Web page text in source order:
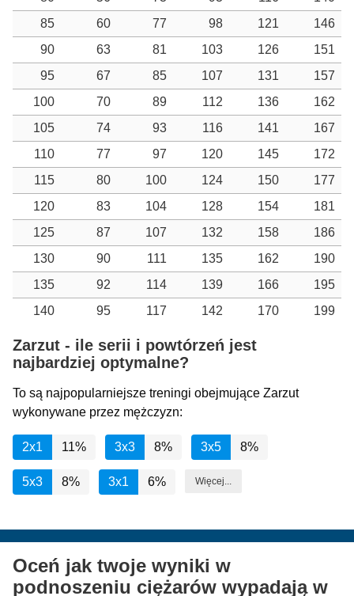
85
60 77 98 121
146
90
63 81 103 126
151
95
67 85 107 131
157
100
70 89 112 136
162
105
74 93 116 141
167
110
77 97 120 145
172
115
80 100 124 150
177
120
83 104 128 154
181
125
87 107 132 158
186
130
90 111 135 162
190
135
92 114 139 166
195
140
95 117 142 170 199
Zarzut - ile serii i powtórzeń jest
najbardziej optymalne?
To są najpopularniejsze treningi obejmujące Zarzut
wykonywane przez mężczyzn:
2x1 11% 3x3 8% 3x5 8%
5x3 8% 3x1 6% Więcej...
Oceń jak twoje wyniki w
podnoszeniu ciężarów wypadają w